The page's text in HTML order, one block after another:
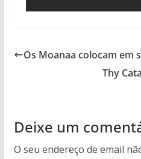
Os Moanaa colocam em
Thy
Deixe um
O seu endereço de email